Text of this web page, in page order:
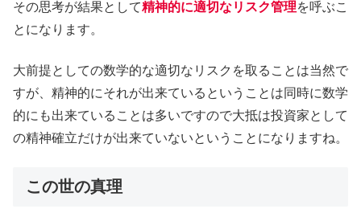
その思考が結果として精神的に適切なリスク管理を呼ぶこ
とになります。
大前提としての数学的な適切なリスクを取ることは当然で
すが、精神的にそれが出来ているということは同時に数学
的にも出来ていることは多いですので大抵は投資家として
の精神確立だけが出来ていないということになりますね。
この世の真理